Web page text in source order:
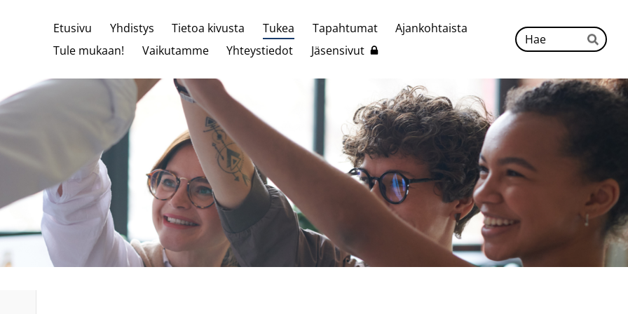
Etusivu Yhdistys Tietoa kivusta Tukea Tapahtumat
Ajankohtaista
Tule mukaan!
Vaikutamme Yhteystiedot Jäsensivut Hae